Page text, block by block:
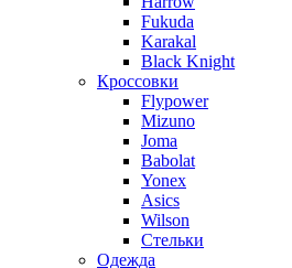
Fukuda
Karakal
Black Knight
Кроссовки
Flypower
Mizuno
Joma
Babolat
Yonex
Asics
Wilson
Стельки
Одежда